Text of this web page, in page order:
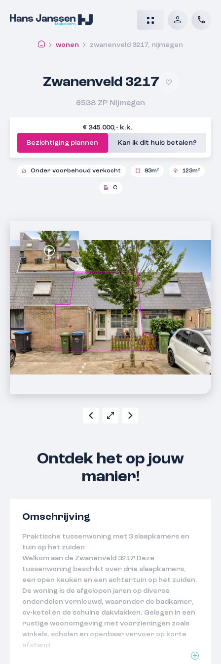
wonen zwanenveld 3217, nijmegen
Zwanenveld 3217
6538 ZP Nijmegen
€ 345.000,- k.k.
Bezichtiging plannen Kan ik dit huis betalen?
Onder voorbehoud verkocht 93m² 123m²
C
Ontdek het op jouw
manier!
Omschrijving
Praktische tussenwoning met 3 slaapkamers en
tuin op het zuiden
Welkom aan de Zwanenveld 3217! Deze
tussenwoning beschikt over drie slaapkamers,
een open keuken en een achtertuin op het zuiden.
De woning is de afgelopen jaren op diverse
onderdelen vernieuwd, waaronder de badkamer,
cv-ketel en de schuine dakvlakken. Gelegen in een
rustige woonomgeving met voorzieningen zoals
winkels, scholen en openbaar vervoer op korte
afstand.